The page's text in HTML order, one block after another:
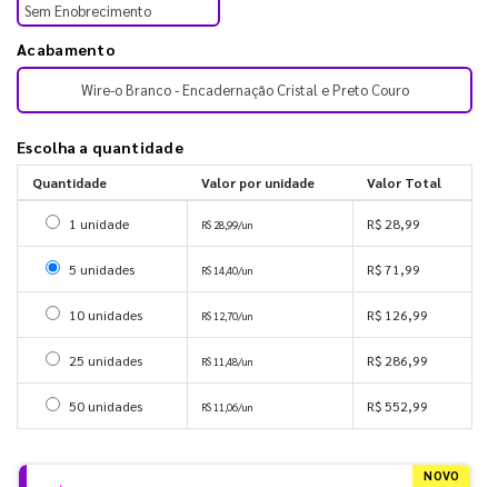
Sem Enobrecimento
Acabamento
Wire-o Branco - Encadernação Cristal e Preto Couro
Escolha a quantidade
Quantidade Valor por unidade Valor Total
Selecionar 1 unidade
1 unidade R$ 28,99/un R$ 28,99
Selecionar 5 unidades
5 unidades R$ 14,40/un R$ 71,99
Selecionar 10 unidades
10 unidades R$ 12,70/un R$ 126,99
Selecionar 25 unidades
25 unidades R$ 11,48/un R$ 286,99
Selecionar 50 unidades
50 unidades R$ 11,06/un R$ 552,99
NOVO